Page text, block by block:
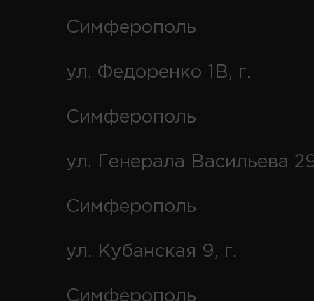
Симферополь
ул. Федоренко 1В, г.
Симферополь
ул. Генерала Васильева
Симферополь
ул. Кубанская 9, г.
Симферополь